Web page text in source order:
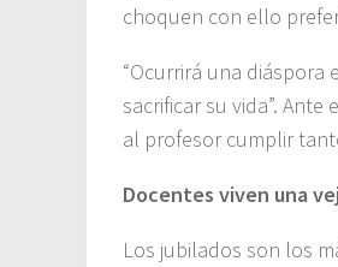
choquen con ello
“Ocurrirá una
sacrificar su vida”.
al profesor cumplir
Docentes viven una
Los jubilados son los